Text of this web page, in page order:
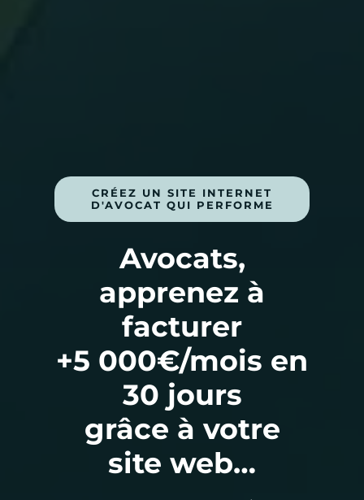
CRÉEZ UN SITE INTERNET
D'AVOCAT QUI PERFORME
Avocats,
apprenez à
facturer
+5 000€/mois en
30 jours
grâce à votre
site web…